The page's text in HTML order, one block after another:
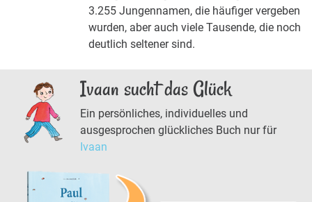
3.255 Jungennamen, die häufiger vergeben
wurden, aber auch viele Tausende, die noch
deutlich seltener sind.
Ivaan sucht das Glück
Ein persönliches, individuelles und
ausgesprochen glückliches Buch nur für
Ivaan